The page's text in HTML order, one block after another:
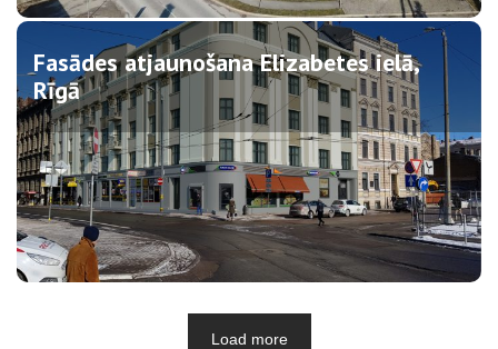
Fasādes atjaunošana Elizabetes ielā,
Rīgā
Load more